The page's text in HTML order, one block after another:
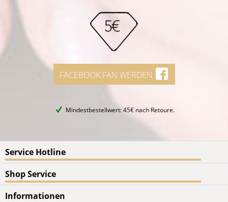
FACEBOOK FAN WERDEN
Mindestbestellwert: 45€ nach Retoure.
Service Hotline
Shop Service
Informationen